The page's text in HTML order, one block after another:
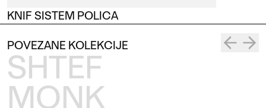
KNIF SISTEM POLICA
POVEZANE KOLEKCIJE
SHTEF
MONK